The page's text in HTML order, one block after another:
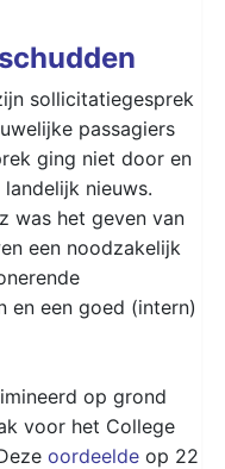
sollicitatiegesprek
passagiers
ging niet door en
nieuws.
was het geven van
een noodzakelijk
en een goed (intern)
op grond
voor het College
oordeelde op 22